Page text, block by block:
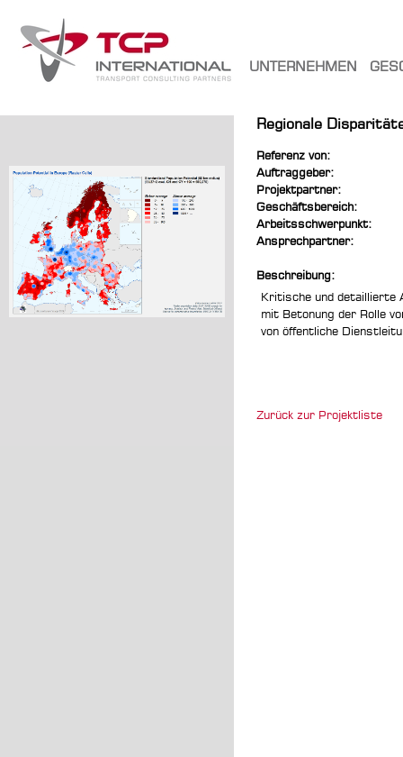
UNTERNEHMEN
Regionale
Referenz von:
Auftraggeber:
Projektpartner:
Geschäftsbereich:
Arbeitsschwerpunkt:
Ansprechpartner:
Beschreibung:
Kritische und detaillierte
mit Betonung der Rolle
von öffentliche
Zurück zur Projektliste